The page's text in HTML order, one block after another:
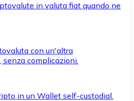
in valuta fiat quando ne
con un'altra
complicazioni.
in un Wallet self-custodial.